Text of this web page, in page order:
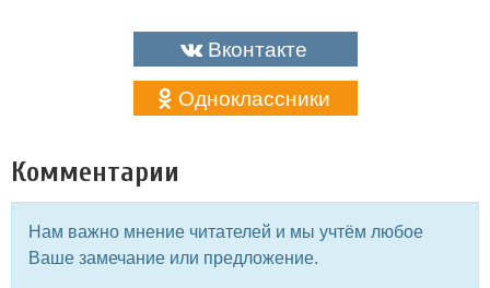
Вконтакте
Одноклассники
Комментарии
Нам важно мнение читателей и мы учтём любое
Ваше замечание или предложение.